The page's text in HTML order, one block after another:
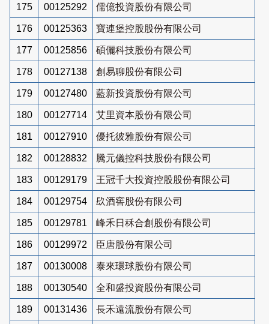
175 00125292 儒億投資股份有限公司
176 00125363 寶連堡控股股份有限公司
177 00125856 碩儷科技股份有限公司
178 00127138 創易聊股份有限公司
179 00127480 藍新投資股份有限公司
180 00127714 艾里資本股份有限公司
181 00127910 優托彼雅股份有限公司
182 00128832 騰元儀控科技股份有限公司
183 00129179 王冠千大投資控股股份有限公司
184 00129754 镹酒窖股份有限公司
185 00129781 峰禾日秝合創股份有限公司
186 00129972 臣唐股份有限公司
187 00130008 泰來環球股份有限公司
188 00130540 全和盛投資股份有限公司
189 00131436 長禾遠流股份有限公司